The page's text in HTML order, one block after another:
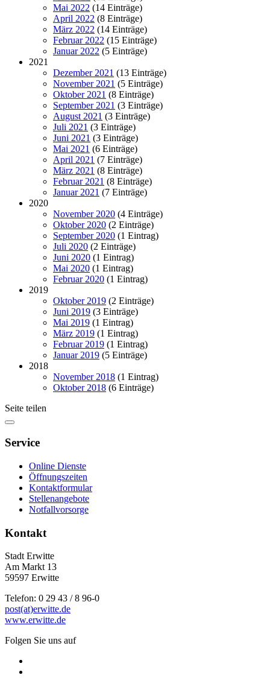
Mai 2022 (14 Einträge)
April 2022 (8 Einträge)
März 2022 (14 Einträge)
Februar 2022 (15 Einträge)
Januar 2022 (5 Einträge)
2021
Dezember 2021 (13 Einträge)
November 2021 (5 Einträge)
Oktober 2021 (8 Einträge)
September 2021 (3 Einträge)
August 2021 (3 Einträge)
Juli 2021 (3 Einträge)
Juni 2021 (3 Einträge)
Mai 2021 (6 Einträge)
April 2021 (7 Einträge)
März 2021 (8 Einträge)
Februar 2021 (8 Einträge)
Januar 2021 (7 Einträge)
2020
November 2020 (4 Einträge)
Oktober 2020 (2 Einträge)
September 2020 (1 Eintrag)
Juli 2020 (2 Einträge)
Juni 2020 (1 Eintrag)
Mai 2020 (1 Eintrag)
Februar 2020 (1 Eintrag)
2019
Oktober 2019 (2 Einträge)
Juni 2019 (3 Einträge)
Mai 2019 (1 Eintrag)
März 2019 (1 Eintrag)
Februar 2019 (1 Eintrag)
Januar 2019 (5 Einträge)
2018
November 2018 (1 Eintrag)
Oktober 2018 (6 Einträge)
Seite teilen
Service
Online Dienste
Öffnungszeiten
Kontaktformular
Stellenangebote
Notfallvorsorge
Kontakt
Stadt Erwitte
Am Markt 13
59597 Erwitte
Telefon: 0 29 43 / 8 96-0
post(at)erwitte.de
www.erwitte.de
Folgen Sie uns auf